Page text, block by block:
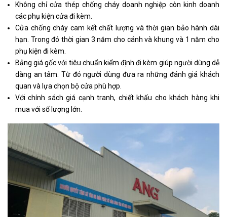
Không chỉ cửa thép chống cháy doanh nghiệp còn kinh doanh
các phụ kiện cửa đi kèm.
Cửa chống cháy cam kết chất lượng và thời gian bảo hành dài
hạn. Trong đó thời gian 3 năm cho cánh và khung và 1 năm cho
phụ kiện đi kèm.
Bảng giá gốc với tiêu chuẩn kiểm định đi kèm giúp người dùng dễ
dàng an tâm. Từ đó người dùng đưa ra những đánh giá khách
quan và lựa chọn bộ cửa phù hợp.
Với chính sách giá cạnh tranh, chiết khấu cho khách hàng khi
mua với số lượng lớn.